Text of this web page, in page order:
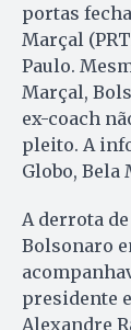
portas
Marçal
Paulo.
Marçal,
ex-coach
pleito. A
Globo, Bela
A derrota
Bolsonaro
presidente
Alexandre